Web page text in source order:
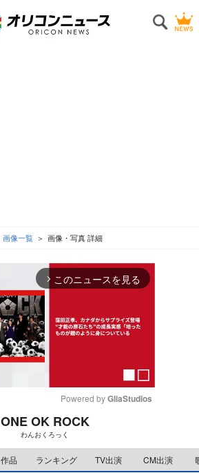
画像一覧 画像・写真 詳細
arrow_forward_ios このニュースを見る
e
Powered by GliaStudios
ONE OK ROCK
わんおくろっく
作品 ランキング TV出演 CM出演